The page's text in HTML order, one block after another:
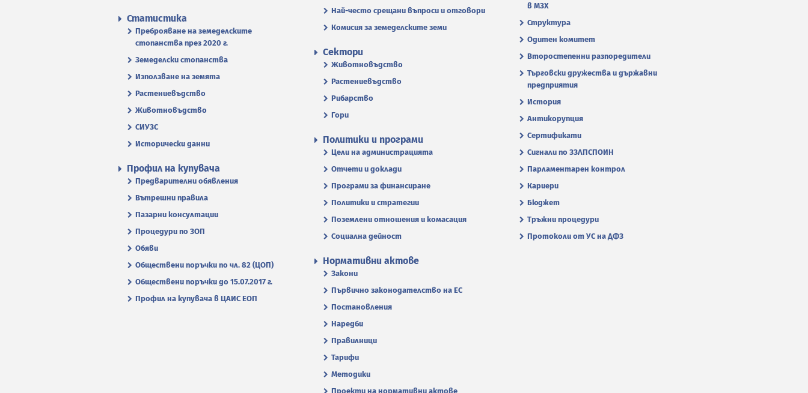
Най-често срещани въпроси и отговори
Комисия за земеделските земи
в МЗХ
Структура
Одитен комитет
Второстепенни разпоредители
Търговски дружества и държавни
предприятия
История
Антикорупция
Сертификати
Сигнали по ЗЗЛПСПОИН
Парламентарен контрол
Кариери
Бюджет
Тръжни процедури
Протоколи от УС на ДФЗ
Статистика
Преброяване на земеделските
стопанства през 2020 г.
Земеделски стопанства
Използване на земята
Растениевъдство
Животновъдство
СИУЗС
Исторически данни
Сектори
Животновъдство
Растениевъдство
Рибарство
Гори
Политики и програми
Цели на администрацията
Отчети и доклади
Програми за финансиране
Политики и стратегии
Поземлени отношения и комасация
Социална дейност
Профил на купувача
Предварителни обявления
Вътрешни правила
Пазарни консултации
Процедури по ЗОП
Обяви
Обществени поръчки по чл. 82 (ЦОП)
Обществени поръчки до 15.07.2017 г.
Профил на купувача в ЦАИС ЕОП
Нормативни актове
Закони
Първично законодателство на ЕС
Постановления
Наредби
Правилници
Тарифи
Методики
Проекти на нормативни актове